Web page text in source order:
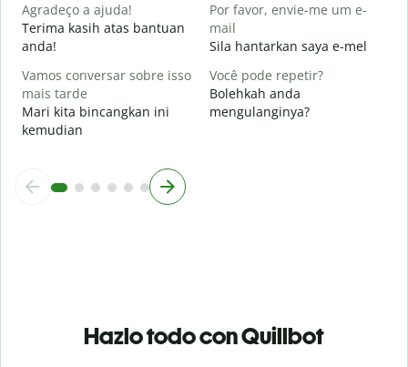
Agradeço a ajuda!
Terima kasih atas bantuan
anda!
Por favor, envie-me um e-
mail
Sila hantarkan saya e-mel
Vamos conversar sobre isso
mais tarde
Mari kita bincangkan ini
kemudian
Você pode repetir?
Bolehkah anda
mengulanginya?
Hazlo todo con Quillbot